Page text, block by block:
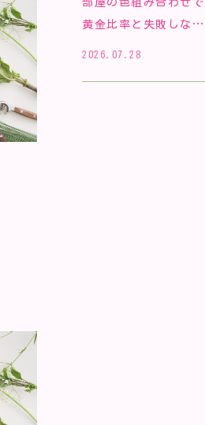
部屋の色組み合わせ
黄金比率と失敗しな…
2026.07.28